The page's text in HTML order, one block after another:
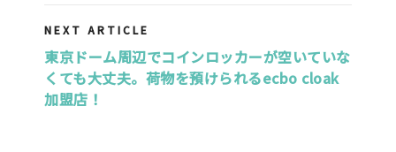
NEXT ARTICLE
東京ドーム周辺でコインロッカーが空いていな
くても大丈夫。荷物を預けられるecbo cloak
加盟店！